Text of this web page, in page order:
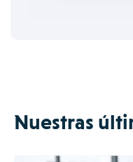
Nuestras